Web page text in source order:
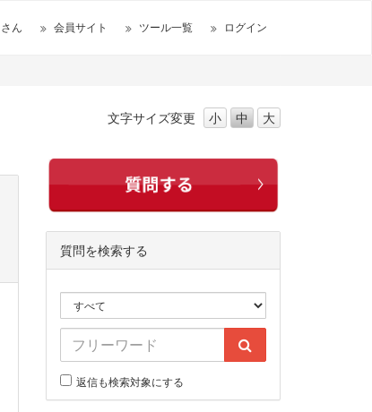
さん 会員サイト ツール一覧 ログイン
文字サイズ変更 小 中 大
質問を検索する
返信も検索対象にする